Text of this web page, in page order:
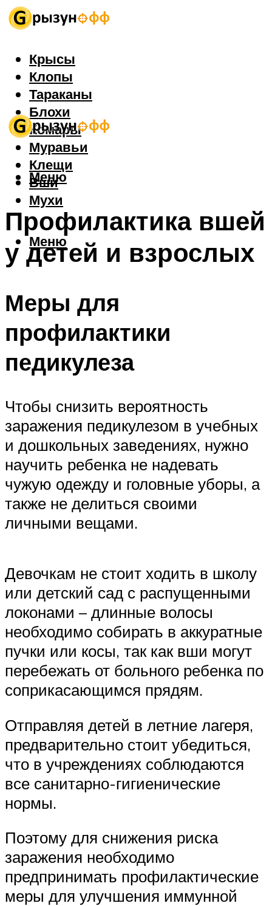
Крысы
Клопы
Тараканы
Блохи
Комары
Муравьи
Клещи
Вши
Мухи
Меню
Меню
Профилактика вшей
у детей и взрослых
Меры для
профилактики
педикулеза
Чтобы снизить вероятность
заражения педикулезом в учебных
и дошкольных заведениях, нужно
научить ребенка не надевать
чужую одежду и головные уборы, а
также не делиться своими
личными вещами.
Девочкам не стоит ходить в школу
или детский сад с распущенными
локонами – длинные волосы
необходимо собирать в аккуратные
пучки или косы, так как вши могут
перебежать от больного ребенка по
соприкасающимся прядям.
Отправляя детей в летние лагеря,
предварительно стоит убедиться,
что в учреждениях соблюдаются
все санитарно-гигиенические
нормы.
Поэтому для снижения риска
заражения необходимо
предпринимать профилактические
меры для улучшения иммунной